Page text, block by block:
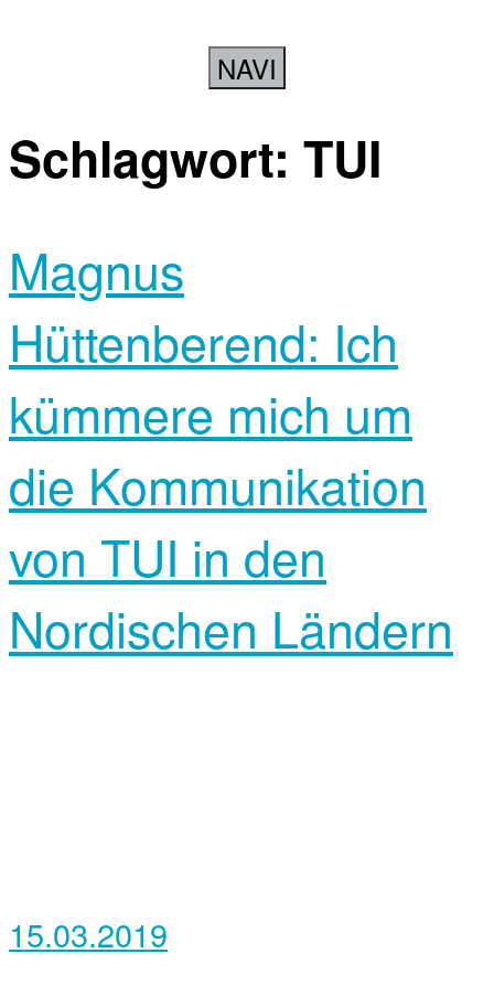
NAVI
Schlagwort: TUI
Magnus
Hüttenberend: Ich
kümmere mich um
die Kommunikation
von TUI in den
Nordischen Ländern
15.03.2019